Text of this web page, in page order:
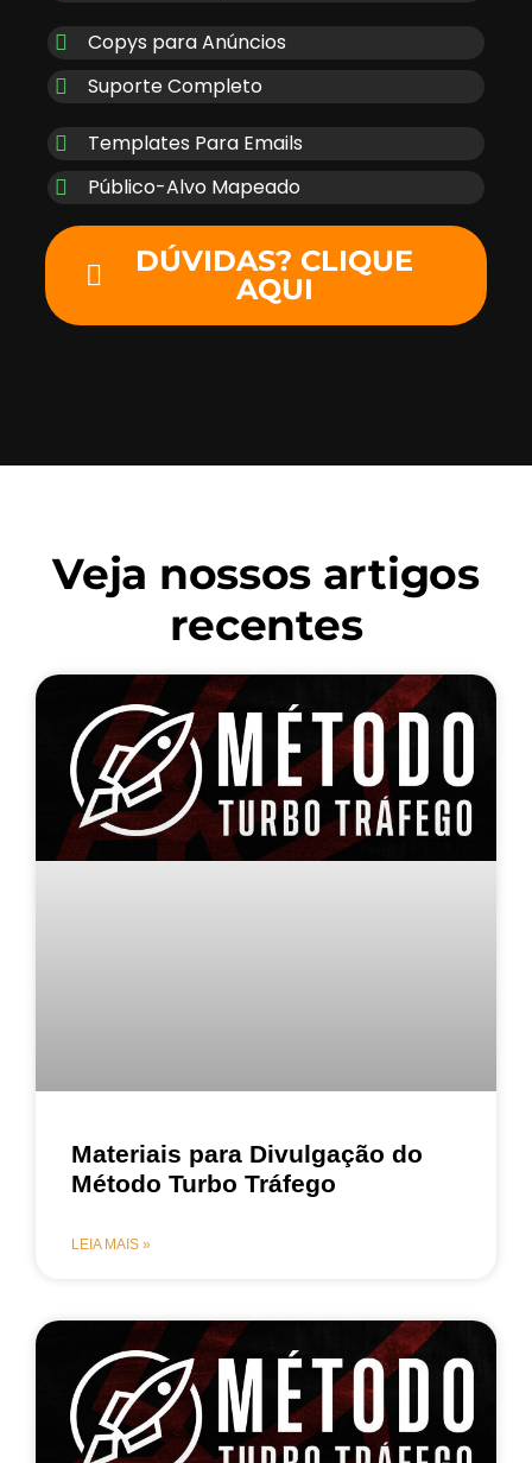
Copys para Anúncios
Suporte Completo
Templates Para Emails
Público-Alvo Mapeado
DÚVIDAS? CLIQUE
AQUI
Veja nossos artigos
recentes
Materiais para Divulgação do
Método Turbo Tráfego
LEIA MAIS »